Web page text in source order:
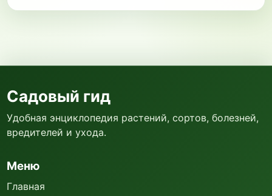
Садовый гид
Удобная энциклопедия растений, сортов, болезней,
вредителей и ухода.
Меню
Главная